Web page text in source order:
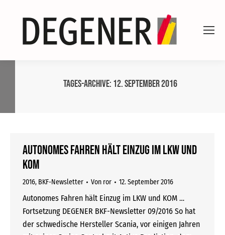
Tages-Archive: 12. September 2016
Autonomes Fahren hält Einzug im LKW und
KOM
2016, BKF-Newsletter Von ror 12. September 2016
Autonomes Fahren hält Einzug im LKW und KOM …
Fortsetzung DEGENER BKF-Newsletter 09/2016 So hat
der schwedische Hersteller Scania, vor einigen Jahren